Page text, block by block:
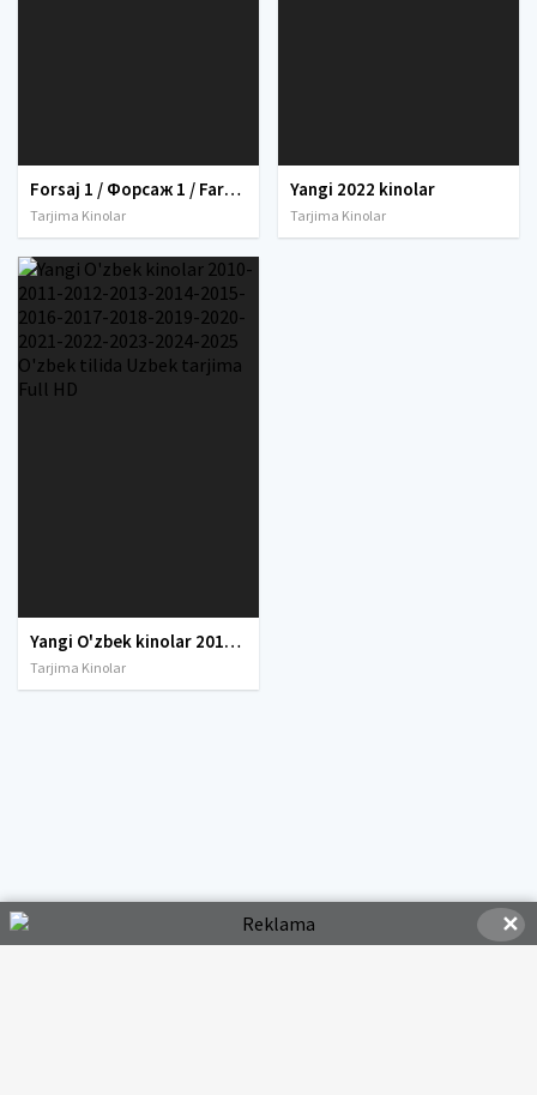
Forsaj 1 / Форсаж 1 / Farsaj 1 Uzbek tilida O'zbekcha tarjima kino 2001 Full HD tas-ix skachat
Tarjima Kinolar
Yangi 2022 kinolar
Tarjima Kinolar
Yangi O'zbek kinolar 2010-2011-2012-2013-2014-2015-2016-2017-2018-2019-2020-2021-2022-2023-2024-2025 O'zbek tilida Uzbek tarjima Full HD
Tarjima Kinolar
✕